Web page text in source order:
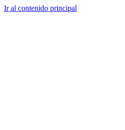
Ir al contenido principal